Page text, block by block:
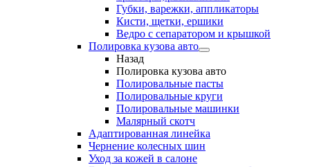
Губки, варежки, аппликаторы
Кисти, щетки, ершики
Ведро с сепаратором и крышкой
Полировка кузова авто
Назад
Полировка кузова авто
Полировальные пасты
Полировальные круги
Полировальные машинки
Малярный cкотч
Адаптированная линейка
Чернение колесных шин
Уход за кожей в салоне